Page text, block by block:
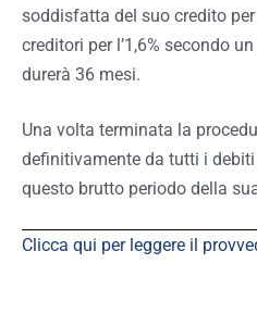
soddisfatta del suo credito
creditori per l’1,6% secondo
durerà 36 mesi.
Una volta terminata la
definitivamente da tutti i
questo brutto periodo della
Clicca qui per leggere il